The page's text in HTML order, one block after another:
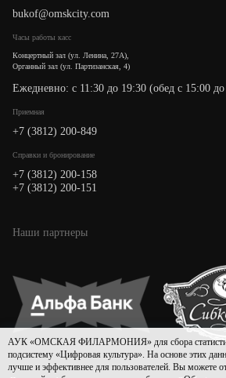
bukof@omskcity.com
Часы работы касс
Концертный зал (ул. Ленина, 27А),
Органный зал (ул. Партизанская, 4)
Ежедневно: с 11:30 до 19:30 (обед с 15:00
Приемная
+7 (3812) 200-849
Cправки и бронирование
+7 (3812) 200-158
+7 (3812) 200-151
Наши партнеры
АУК «ОМСКАЯ ФИЛАРМОНИЯ» для сбора
подсистему «Цифровая культура». На основе этих
лучше и эффективнее для пользователей. Вы можете